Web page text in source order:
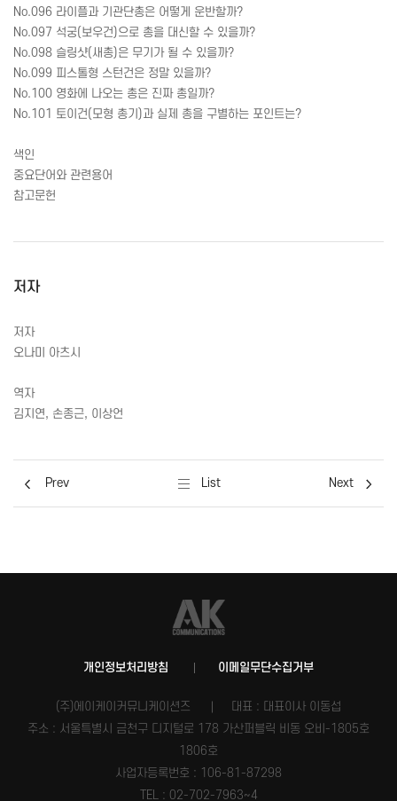
No.096 라이플과 기관단총은 어떻게 운반할까?
No.097 석궁(보우건)으로 총을 대신할 수 있을까?
No.098 슬링샷(새총)은 무기가 될 수 있을까?
No.099 피스톨형 스턴건은 정말 있을까?
No.100 영화에 나오는 총은 진짜 총일까?
No.101 토이건(모형 총기)과 실제 총을 구별하는 포인트는?
색인
중요단어와 관련용어
참고문헌
저자
저자
오나미 아츠시
역자
김지연, 손종근, 이상언
Prev List Next
개인정보처리방침 이메일무단수집거부
(주)에이케이커뮤니케이션즈
대표 : 대표이사 이동섭
주소 : 서울특별시 금천구 디지털로 178 가산퍼블릭 비동 오비-1805호
1806호
사업자등록번호 : 106-81-87298
TEL : 02-702-7963~4